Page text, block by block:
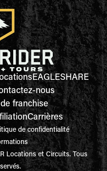
EAGLESHARE
nous
franchise
Carrières
de confidentialité
Locations et Circuits. Tous